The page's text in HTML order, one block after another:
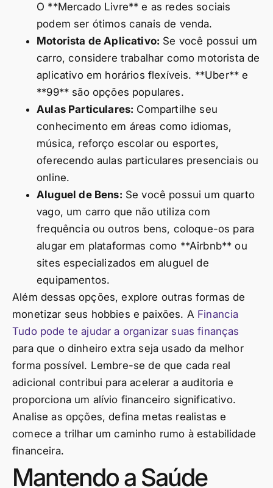
O **Mercado Livre** e as redes sociais
podem ser ótimos canais de venda.
Motorista de Aplicativo: Se você possui um
carro, considere trabalhar como motorista de
aplicativo em horários flexíveis. **Uber** e
**99** são opções populares.
Aulas Particulares: Compartilhe seu
conhecimento em áreas como idiomas,
música, reforço escolar ou esportes,
oferecendo aulas particulares presenciais ou
online.
Aluguel de Bens: Se você possui um quarto
vago, um carro que não utiliza com
frequência ou outros bens, coloque-os para
alugar em plataformas como **Airbnb** ou
sites especializados em aluguel de
equipamentos.
Além dessas opções, explore outras formas de
monetizar seus hobbies e paixões. A Financia
Tudo pode te ajudar a organizar suas finanças
para que o dinheiro extra seja usado da melhor
forma possível. Lembre-se de que cada real
adicional contribui para acelerar a auditoria e
proporciona um alívio financeiro significativo.
Analise as opções, defina metas realistas e
comece a trilhar um caminho rumo à estabilidade
financeira.
Mantendo a Saúde